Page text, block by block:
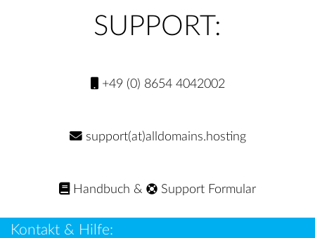
SUPPORT:
+49 (0) 8654 4042002
support(at)alldomains.hosting
Handbuch & Support Formular
Kontakt & Hilfe: